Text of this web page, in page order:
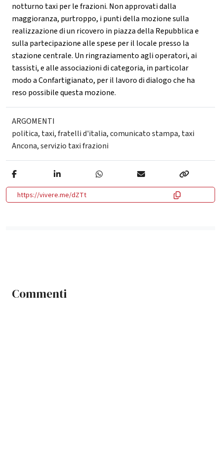
notturno taxi per le frazioni. Non approvati dalla
maggioranza, purtroppo, i punti della mozione sulla
realizzazione di un ricovero in piazza della Repubblica e
sulla partecipazione alle spese per il locale presso la
stazione centrale. Un ringraziamento agli operatori, ai
tassisti, e alle associazioni di categoria, in particolar
modo a Confartigianato, per il lavoro di dialogo che ha
reso possibile questa mozione.
ARGOMENTI
politica, taxi,fratelli d'italia,comunicato stampa, taxi
Ancona,servizio taxi frazioni
https://vivere.me/dZTt
Commenti